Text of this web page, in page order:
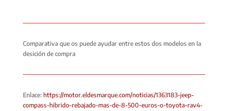
Comparativa que os puede ayudar entre estos dos modelos en la
desición de compra
Enlace: https://motor.eldesmarque.com/noticias/1363183-jeep-
compass-hibrido-rebajado-mas-de-8-500-euros-o-toyota-rav4-